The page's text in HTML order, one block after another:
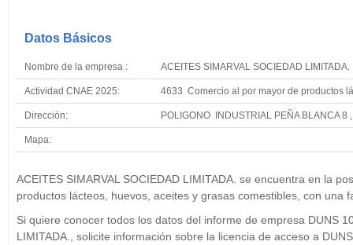
Datos Básicos
Nombre de la empresa : ACEITES SIMARVAL SOCIEDAD LIMITADA.
Actividad CNAE 2025: 4633 Comercio al por mayor de productos
Dirección: POLIGONO INDUSTRIAL PEÑA BLANCA 8
Mapa:
−
ACEITES SIMARVAL SOCIEDAD LIMITADA. se encuentra en la
productos lácteos, huevos, aceites y grasas comestibles, con una
Si quiere conocer todos los datos del informe de empresa DUNS
LIMITADA., solicite información sobre la licencia de acceso a